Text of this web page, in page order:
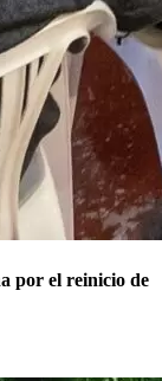
por el reinicio de